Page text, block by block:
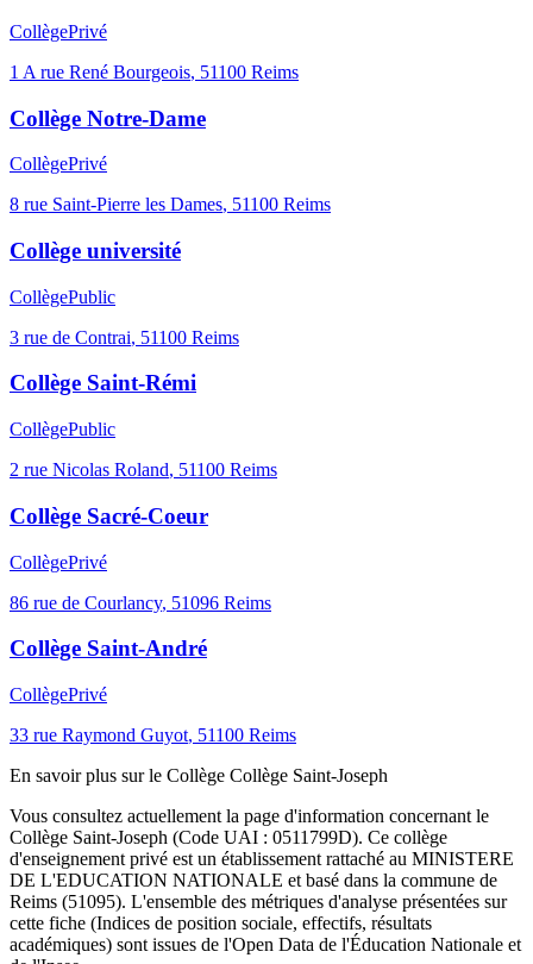
CollègePrivé
1 A rue René Bourgeois, 51100 Reims
Collège Notre-Dame
CollègePrivé
8 rue Saint-Pierre les Dames, 51100 Reims
Collège université
CollègePublic
3 rue de Contrai, 51100 Reims
Collège Saint-Rémi
CollègePublic
2 rue Nicolas Roland, 51100 Reims
Collège Sacré-Coeur
CollègePrivé
86 rue de Courlancy, 51096 Reims
Collège Saint-André
CollègePrivé
33 rue Raymond Guyot, 51100 Reims
En savoir plus sur le Collège Collège Saint-Joseph
Vous consultez actuellement la page d'information concernant le
Collège Saint-Joseph (Code UAI : 0511799D). Ce collège
d'enseignement privé est un établissement rattaché au MINISTERE
DE L'EDUCATION NATIONALE et basé dans la commune de
Reims (51095). L'ensemble des métriques d'analyse présentées sur
cette fiche (Indices de position sociale, effectifs, résultats
académiques) sont issues de l'Open Data de l'Éducation Nationale et